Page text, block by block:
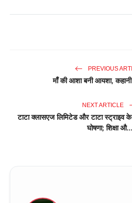
PREVIOUS
माँ की आशा बनी आयशा,
NEXT ARTICLE
टाटा क्लासएज लिमिटेड और टाटा स्ट्राइव के
घोषणा; शिक्षा औ...